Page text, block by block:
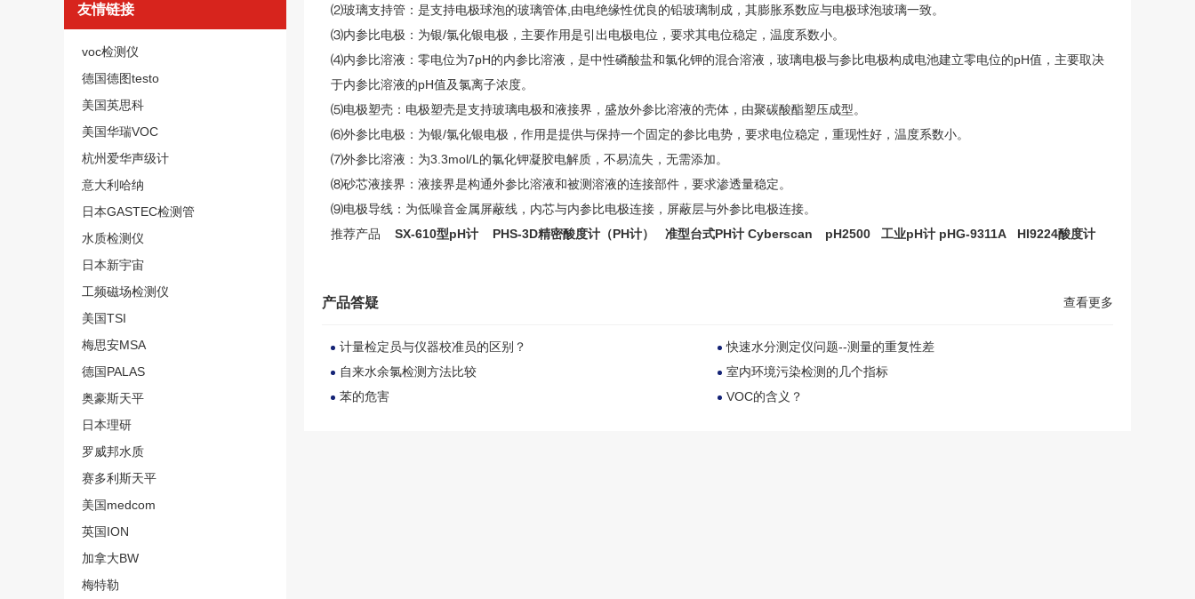
友情链接
voc检测仪
德国德图testo
美国英思科
美国华瑞VOC
杭州爱华声级计
意大利哈纳
日本GASTEC检测管
水质检测仪
日本新宇宙
工频磁场检测仪
美国TSI
梅思安MSA
德国PALAS
奥豪斯天平
日本理研
罗威邦水质
赛多利斯天平
美国medcom
英国ION
加拿大BW
梅特勒
⑵玻璃支持管：是支持电极球泡的玻璃管体,由电绝缘性优良的铅玻璃制成，其膨胀系数应与电极球泡玻璃一致。
⑶内参比电极：为银/氯化银电极，主要作用是引出电极电位，要求其电位稳定，温度系数小。
⑷内参比溶液：零电位为7pH的内参比溶液，是中性磷酸盐和氯化钾的混合溶液，玻璃电极与参比电极构成电池建立零电位的pH值，主要取决
于内参比溶液的pH值及氯离子浓度。
⑸电极塑壳：电极塑壳是支持玻璃电极和液接界，盛放外参比溶液的壳体，由聚碳酸酯塑压成型。
⑹外参比电极：为银/氯化银电极，作用是提供与保持一个固定的参比电势，要求电位稳定，重现性好，温度系数小。
⑺外参比溶液：为3.3mol/L的氯化钾凝胶电解质，不易流失，无需添加。
⑻砂芯液接界：液接界是构通外参比溶液和被测溶液的连接部件，要求渗透量稳定。
⑼电极导线：为低噪音金属屏蔽线，内芯与内参比电极连接，屏蔽层与外参比电极连接。
推荐产品 SX-610型pH计 PHS-3D精密酸度计（PH计） 准型台式PH计 Cyberscan pH2500 工业pH计 pHG-9311A HI9224酸度计
产品答疑 查看更多
计量检定员与仪器校准员的区别？
自来水余氯检测方法比较
苯的危害
快速水分测定仪问题--测量的重复性差
室内环境污染检测的几个指标
VOC的含义？